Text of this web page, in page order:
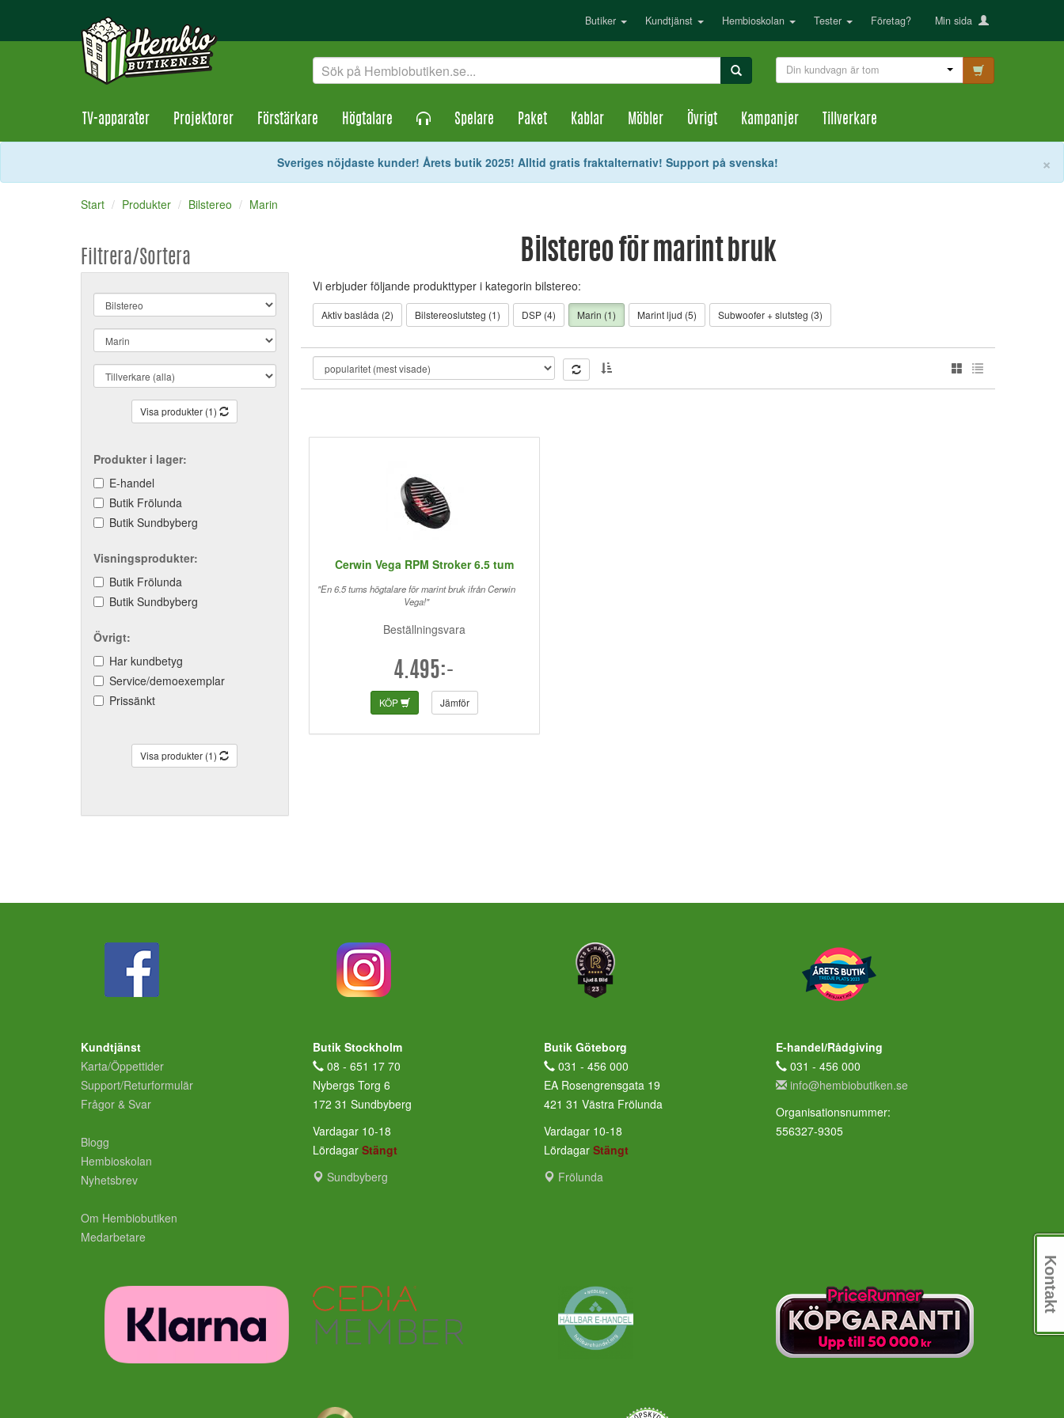
Butiker Kundtjänst Hembioskolan Tester Företag? Min sida
Din kundvagn är tom
TV-apparater Projektorer Förstärkare Högtalare Spelare Paket Kablar Möbler Övrigt Kampanjer Tillverkare
×
Sveriges nöjdaste kunder! Årets butik 2025! Alltid gratis fraktalternativ! Support på svenska!
Start Produkter Bilstereo Marin
Filtrera/Sortera
Visa produkter (1)
Produkter i lager:
E-handel
Butik Frölunda
Butik Sundbyberg
Visningsprodukter:
Butik Frölunda
Butik Sundbyberg
Övrigt:
Har kundbetyg
Service/demoexemplar
Prissänkt
Visa produkter (1)
Bilstereo för marint bruk
Vi erbjuder följande produkttyper i kategorin bilstereo:
Aktiv baslåda (2) Bilstereoslutsteg (1) DSP (4) Marin (1) Marint ljud (5) Subwoofer + slutsteg (3)
Cerwin Vega RPM Stroker 6.5 tum
"En 6.5 tums högtalare för marint bruk ifrån Cerwin
Vega!"
Beställningsvara
4.495:-
KÖP Jämför
Kundtjänst
Karta/Öppettider
Support/Returformulär
Frågor & Svar
Blogg
Hembioskolan
Nyhetsbrev
Om Hembiobutiken
Medarbetare
Butik Stockholm
08 - 651 17 70
Nybergs Torg 6
172 31 Sundbyberg
Vardagar 10-18
Lördagar Stängt
Sundbyberg
Butik Göteborg
031 - 456 000
EA Rosengrensgata 19
421 31 Västra Frölunda
Vardagar 10-18
Lördagar Stängt
Frölunda
E-handel/Rådgiving
031 - 456 000
info@hembiobutiken.se
Organisationsnummer:
556327-9305
Kontakt